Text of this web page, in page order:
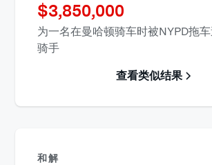
$3,850,000
为一名在曼哈顿骑车时被NYPD拖
骑手
查看类似结果
和解